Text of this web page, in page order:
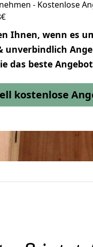
- Kostenlose
Ihnen, wenn es
unverbindlich
das beste
kostenlose